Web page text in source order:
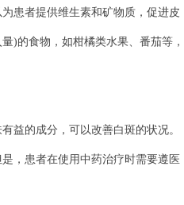
患者提供维生素和矿物质，促进皮
)的食物，如柑橘类水果、番茄等，
的成分，可以改善白斑的状况。
，患者在使用中药治疗时需要遵医